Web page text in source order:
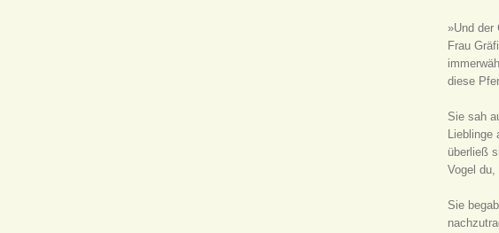
»Und der
Frau
diese
Sie sah
Lieblinge
überließ
Vogel
Sie